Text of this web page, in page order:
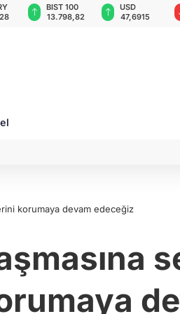
USD
47,6915
EUR
54,9772
korumaya devam edeceğiz